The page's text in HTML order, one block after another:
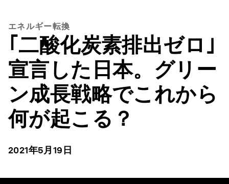
エネルギー転換
｢二酸化炭素排出ゼロ｣
宣言した日本。グリー
ン成長戦略でこれから
何が起こる？
2021年5月19日